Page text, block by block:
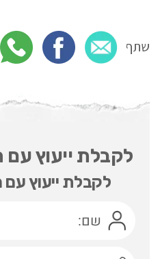
שתף
לקבלת ייעוץ עם
לקבלת ייעוץ עם